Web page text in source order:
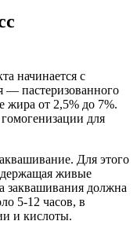
начинается с
— пастеризованного
жира от 2,5% до 7%.
для
Для этого
живые
заквашивания должна
5-12 часов, в
и кислоты.